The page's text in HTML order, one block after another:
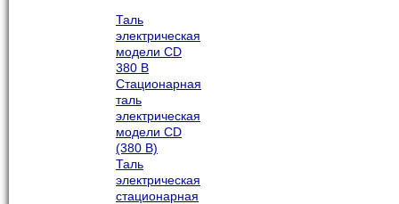
Таль
электрическая
модели CD
380 В
Стационарная
таль
электрическая
модели CD
(380 В)
Таль
электрическая
стационарная